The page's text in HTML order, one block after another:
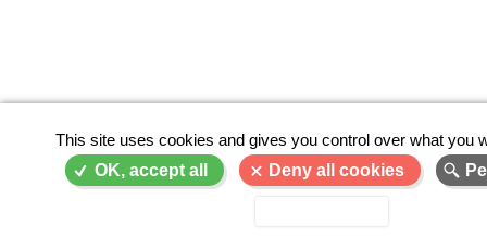
This site uses cookies and gives you control over what you
OK, accept all
Deny all cookies